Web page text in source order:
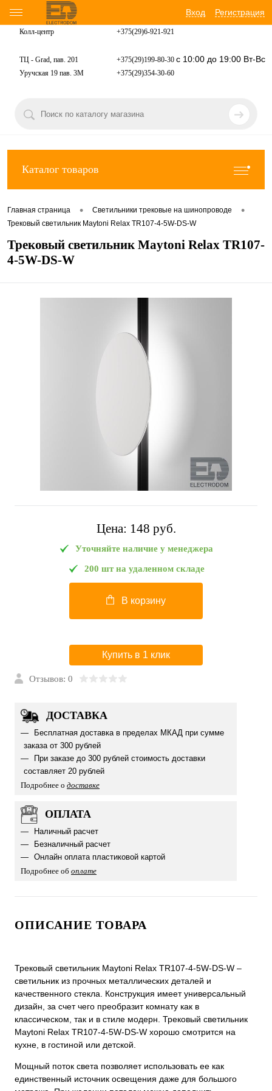
Вход Регистрация
Колл-центр +375(29)6-921-921
ТЦ - Grad, пав. 201 +375(29)199-80-30 с 10:00 до 19:00 Вт-Вс
Уручская 19 пав. 3М +375(29)354-30-60
Каталог товаров
Главная страница • Светильники трековые на шинопроводе •
Трековый светильник Maytoni Relax TR107-4-5W-DS-W
Трековый светильник Maytoni Relax TR107-
4-5W-DS-W
Цена: 148 pуб.
Уточняйте наличие у менеджера
200 шт на удаленном складе
В корзину
Купить в 1 клик
Отзывов: 0
ДОСТАВКА
Бесплатная доставка в пределах МКАД при сумме
заказа от 300 рублей
При заказе до 300 рублей стоимость доставки
составляет 20 рублей
Подробнее о доставке
ОПЛАТА
Наличный расчет
Безналичный расчет
Онлайн оплата пластиковой картой
Подробнее об оплате
ОПИСАНИЕ ТОВАРА
Трековый светильник Maytoni Relax TR107-4-5W-DS-W –
светильник из прочных металлических деталей и
качественного стекла. Конструкция имеет универсальный
дизайн, за счет чего преобразит комнату как в
классическом, так и в стиле модерн. Трековый светильник
Maytoni Relax TR107-4-5W-DS-W хорошо смотрится на
кухне, в гостиной или детской.
Мощный поток света позволяет использовать ее как
единственный источник освещения даже для большого